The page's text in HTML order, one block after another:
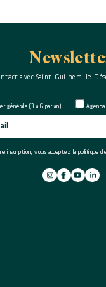
avec Saint-Guilhem-le-
générale (3 à 6 par an) Agenda
inscription, vous acceptez la politique